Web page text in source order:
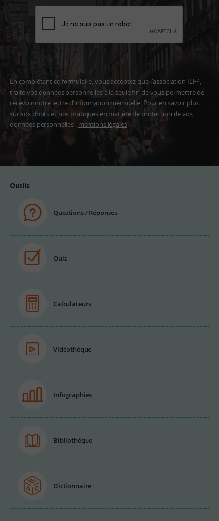
En complétant ce formulaire, vous acceptez que l'association IEFP,
traite vos données personnelles à la seule fin de vous permettre de
recevoir notre lettre d’information mensuelle. Pour en savoir plus
sur vos droits et nos pratiques en matière de protection de vos
données personnelles : mentions légales
Adresse
Outils
Questions / Réponses
Quiz
Calculateurs
Vidéothèque
Infographies
Bibliothèque
Dictionnaire